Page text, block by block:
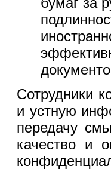
Сотрудники
и устную
передачу
качество и